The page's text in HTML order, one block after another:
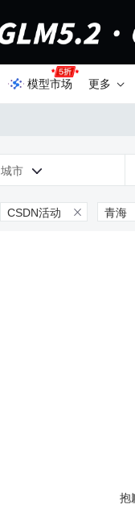
模型市场 更多
城市 
CSDN活动  青海
抱